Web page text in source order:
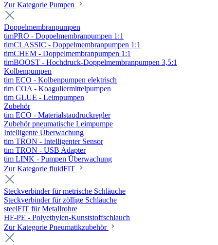
Zur Kategorie Pumpen
Doppelmembranpumpen
timPRO - Doppelmembranpumpen 1:1
timCLASSIC - Doppelmembranpumpen 1:1
timCHEM - Doppelmembranpumpen 1:1
timBOOST - Hochdruck-Doppelmembranpumpen 3,5:1
Kolbenpumpen
tim ECO - Kolbenpumpen elektrisch
tim COA - Koaguliermittelpumpen
tim GLUE - Leimpumpen
Zubehör
tim ECO - Materialstaudruckregler
Zubehör pneumatische Leimpumpe
Intelligente Überwachung
tim TRON - Intelligenter Sensor
tim TRON - USB Adapter
tim LINK - Pumpen Überwachung
Zur Kategorie fluidFIT
Steckverbinder für metrische Schläuche
Steckverbinder für zöllige Schläuche
steelFIT für Metallrohre
HF-PE - Polyethylen-Kunststoffschlauch
Zur Kategorie Pneumatikzubehör